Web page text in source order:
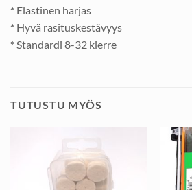
* Elastinen harjas
* Hyvä rasituskestävyys
* Standardi 8-32 kierre
TUTUSTU MYÖS